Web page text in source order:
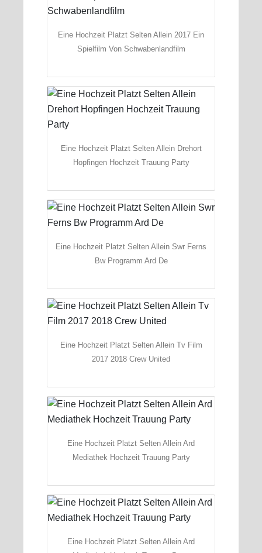
Eine Hochzeit Platzt Selten Allein 2017 Ein
Spielfilm Von Schwabenlandfilm
Eine Hochzeit Platzt Selten Allein Drehort
Hopfingen Hochzeit Trauung Party
Eine Hochzeit Platzt Selten Allein Swr Ferns
Bw Programm Ard De
Eine Hochzeit Platzt Selten Allein Tv Film
2017 2018 Crew United
Eine Hochzeit Platzt Selten Allein Ard
Mediathek Hochzeit Trauung Party
Eine Hochzeit Platzt Selten Allein Ard